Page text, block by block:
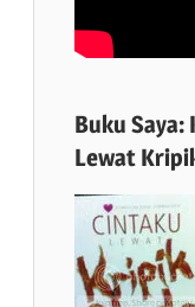
Buku Saya:
Lewat